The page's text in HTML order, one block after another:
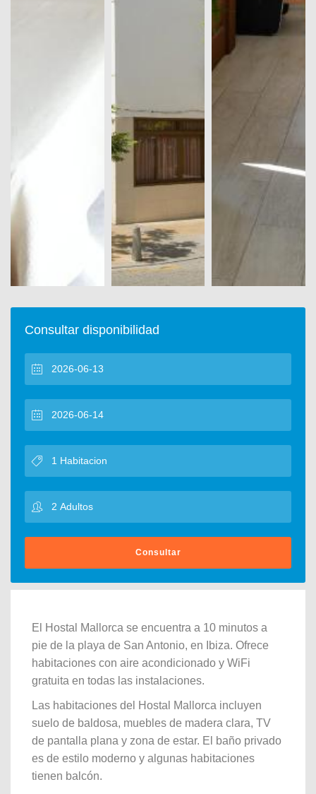
Consultar disponibilidad
Consultar
El Hostal Mallorca se encuentra a 10 minutos a
pie de la playa de San Antonio, en Ibiza. Ofrece
habitaciones con aire acondicionado y WiFi
gratuita en todas las instalaciones.
Las habitaciones del Hostal Mallorca incluyen
suelo de baldosa, muebles de madera clara, TV
de pantalla plana y zona de estar. El baño privado
es de estilo moderno y algunas habitaciones
tienen balcón.